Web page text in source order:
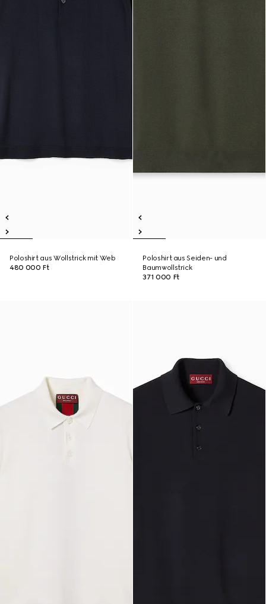
Poloshirt aus Wollstrick mit Web
480 000 Ft
Poloshirt aus Seiden- und
Baumwollstrick
371 000 Ft